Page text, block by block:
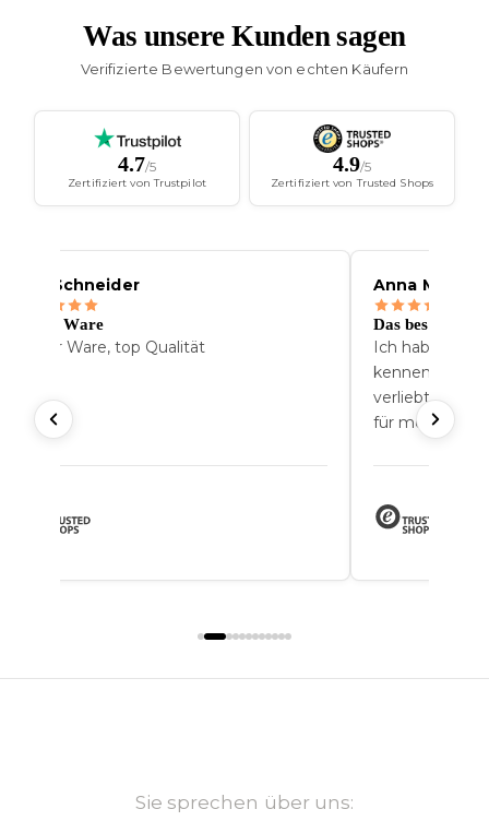
Was unsere Kunden sagen
Verifizierte Bewertungen von echten Käufern
4.7/5
Zertifiziert von Trustpilot
4.9/5
Zertifiziert von Trusted Shops
Jen Schneider
Super Ware
Super Ware, top Qualität
Anna Muller
Das beste
Ich habe sie
verliebt.
für meine
Sie sprechen über uns: